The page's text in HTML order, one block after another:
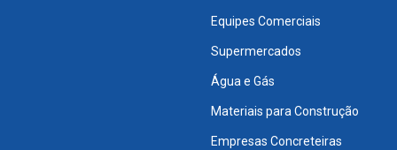
Equipes Comerciais
Supermercados
Água e Gás
Materiais para Construção
Empresas Concreteiras